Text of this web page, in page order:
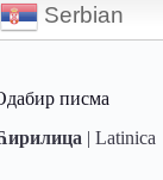
Serbian
писма
|Latinica